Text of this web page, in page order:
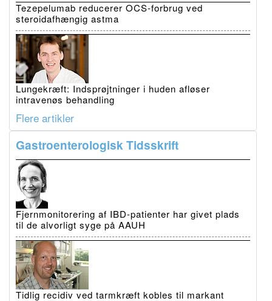
Tezepelumab reducerer OCS-forbrug ved
steroidafhængig astma
Lungekræft: Indsprøjtninger i huden afløser
intravenøs behandling
Flere artikler
Gastroenterologisk Tidsskrift
Fjernmonitorering af IBD-patienter har givet plads
til de alvorligt syge på AAUH
Tidlig recidiv ved tarmkræft kobles til markant